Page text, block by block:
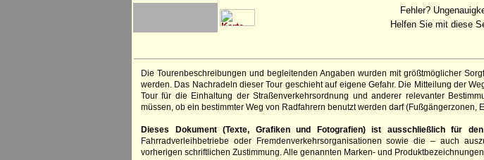
Fehler?
Helfen Sie mit diese
Die Tourenbeschreibungen und begleitenden Angaben wurden mit größtmöglicher
werden. Das Nachradeln dieser Tour geschieht auf eigene Gefahr. Die Mitteilung der
Tour für die Einhaltung der Straßenverkehrsordnung und anderer relevanter
müssen, ob ein bestimmter Weg von Radfahrern benutzt werden darf (Fußgängerzonen,
Dieses Dokument (Texte, Grafiken und Fotografien) ist ausschließlich für
Fahrradverleihbetriebe oder Fremdenverkehrsorganisationen sowie die – auch
vorherigen schriftlichen Zustimmung. Alle genannten Marken- und